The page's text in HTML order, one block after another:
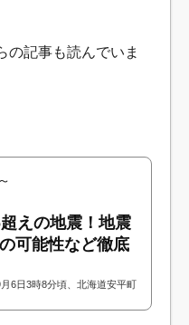
の記事も読んでいま
えの地震！地震
可能性など徹底
6日3時8分頃、北海道安平町